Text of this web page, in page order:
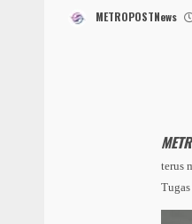
METROPOSTNews
terus